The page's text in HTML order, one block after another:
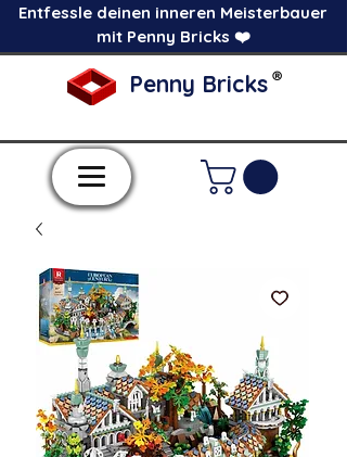
Entfessle deinen inneren Meisterbauer
mit Penny Bricks ❤️
Penny Bricks ®